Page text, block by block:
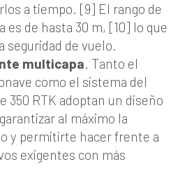
a tiempo. [9] El rango de
es de hasta 30 m, [10] lo que
seguridad de vuelo.
multicapa. Tanto el
como el sistema del
350 RTK adoptan un diseño
al máximo la
y permitirte hacer frente a
exigentes con más